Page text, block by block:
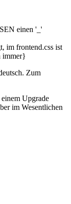
einen '_'
im frontend.css ist
immer}
Zum
Upgrade
im Wesentlichen